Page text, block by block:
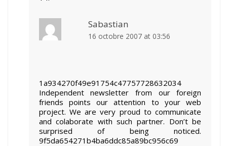
Sabastian
16 octobre 2007 at 03:56
1a934270f49e91754c47757728632034
Independent newsletter from our foreign
friends points our attention to your web
project. We are very proud to communicate
and colaborate with such partner. Don’t be
surprised of being noticed.
9f5da654271b4ba6ddc85a89bc956c69